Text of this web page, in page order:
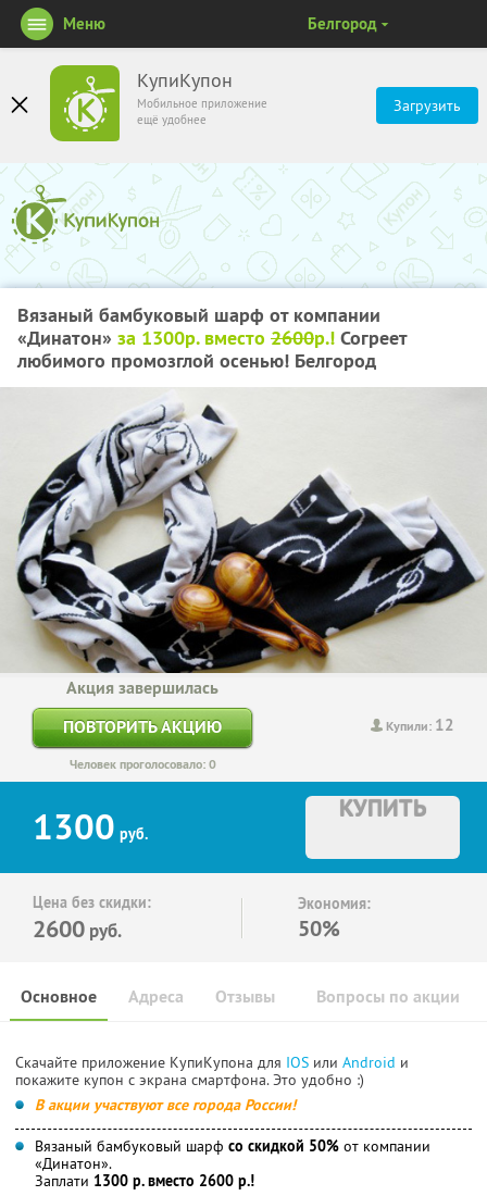
КупиКупон
Мобильное приложение
ещё удобнее
Загрузить
Меню Белгород
Вязаный бамбуковый шарф от компании
«Динатон» за 1300р. вместо 2600р.! Согреет
любимого промозглой осенью! Белгород
Купили: 12
Акция завершилась
ПОВТОРИТЬ АКЦИЮ
Человек проголосовало: 0
1300 руб.
КУПИТЬ
Цена без скидки:
2600 руб.
Экономия:
50%
Основное Отзывы Вопросы по акции
Адреса
Скачайте приложение КупиКупона для IOS или Android и
покажите купон с экрана смартфона. Это удобно :)
В акции участвуют все города России!
Вязаный бамбуковый шарф со скидкой 50% от компании
«Динатон».
Заплати 1300 р. вместо 2600 р.!